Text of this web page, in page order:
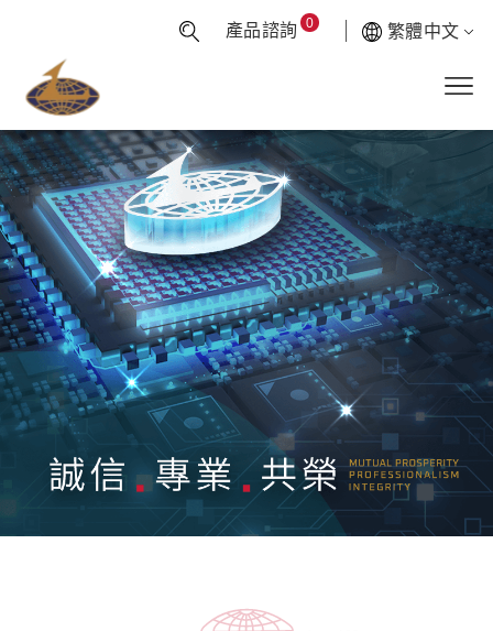
產品諮詢 0 繁體中文